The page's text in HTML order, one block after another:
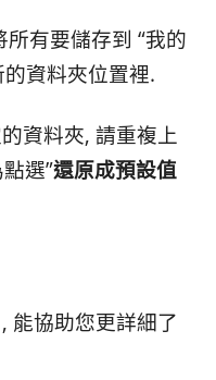
有要儲存到 “我的
資料夾位置裡.
資料夾, 請重複上
選”還原成預設值
能協助您更詳細了